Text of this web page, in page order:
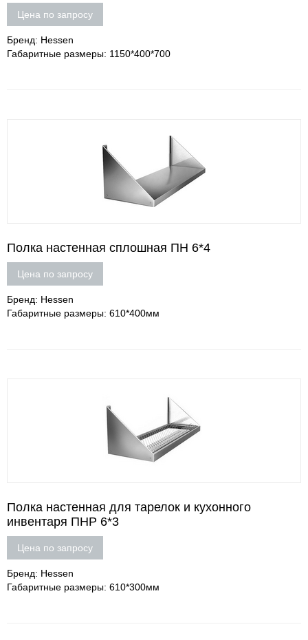
Цена по запросу
Бренд: Hessen
Габаритные размеры: 1150*400*700
Полка настенная сплошная ПН 6*4
Цена по запросу
Бренд: Hessen
Габаритные размеры: 610*400мм
Полка настенная для тарелок и кухонного
инвентаря ПНР 6*3
Цена по запросу
Бренд: Hessen
Габаритные размеры: 610*300мм